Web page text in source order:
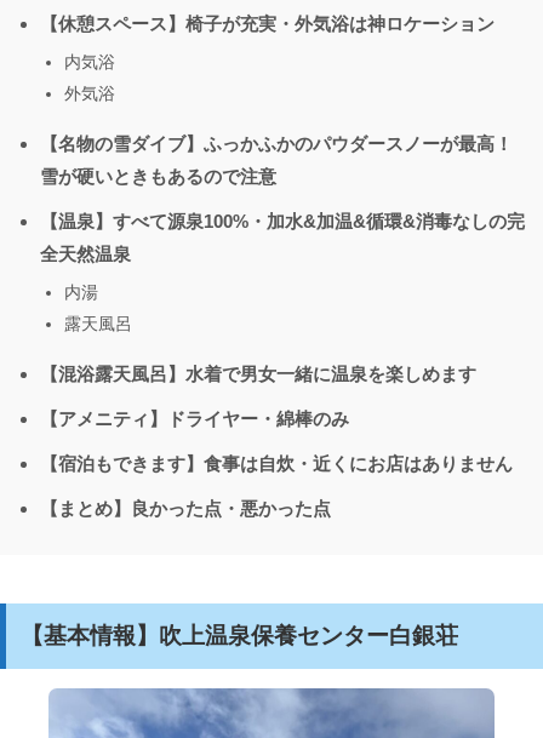
【休憩スペース】椅子が充実・外気浴は神ロケーション
内気浴
外気浴
【名物の雪ダイブ】ふっかふかのパウダースノーが最高！
雪が硬いときもあるので注意
【温泉】すべて源泉100%・加水&加温&循環&消毒なしの完
全天然温泉
内湯
露天風呂
【混浴露天風呂】水着で男女一緒に温泉を楽しめます
【アメニティ】ドライヤー・綿棒のみ
【宿泊もできます】食事は自炊・近くにお店はありません
【まとめ】良かった点・悪かった点
【基本情報】吹上温泉保養センター白銀荘